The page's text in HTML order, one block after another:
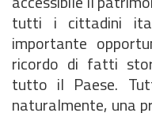
tutti i cittadini
importante
ricordo di fatti
tutto il Paese.
naturalmente, una